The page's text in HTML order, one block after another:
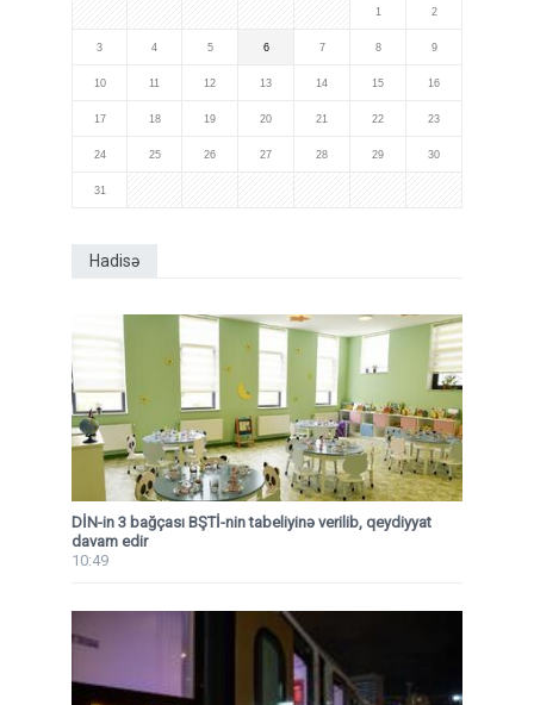
1 2
3 4 5 6 7 8 9
10 11 12 13 14 15 16
17 18 19 20 21 22 23
24 25 26 27 28 29 30
31
Hadisə
DİN-in 3 bağçası BŞTİ-nin tabeliyinə verilib, qeydiyyat
davam edir
10:49